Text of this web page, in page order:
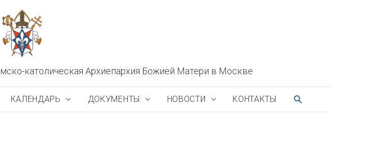
католическая Архиепархия Божией Матери в Москве
КАЛЕНДАРЬ ДОКУМЕНТЫ НОВОСТИ КОНТАКТЫ ПОИСК